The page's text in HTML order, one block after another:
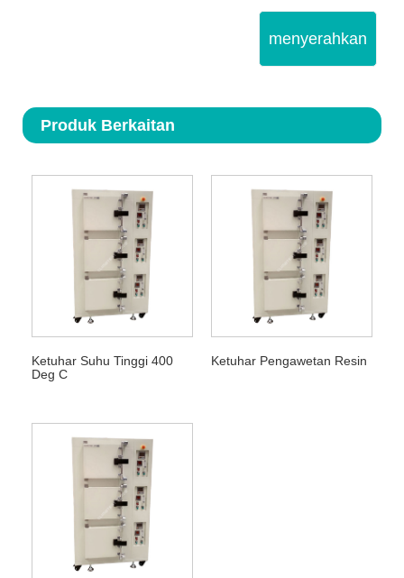
menyerahkan
Produk Berkaitan
Ketuhar Suhu Tinggi 400
Deg C
Ketuhar Pengawetan Resin